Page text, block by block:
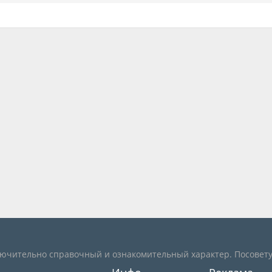
справочный и ознакомительный характер.